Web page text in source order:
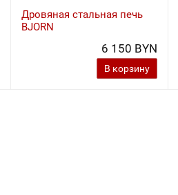
Дровяная стальная печь
BJORN
6 150 BYN
В корзину